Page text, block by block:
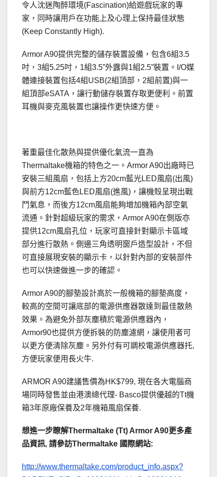
令人沈迷陶醉環境(Fascination)給遊戲玩家的專
家，同時讓用戶在功能上及心理上保持最佳狀態
(Keep Constantly High).
Armor A90提供完整的儲存裝置設備，包含6組3.5
吋，3組5.25吋，1組3.5”外露與1組2.5”裝置。I/O媒
體連接裝置包括4組USB(2組頂部，2組前置)與一
組頂部eSATA，讓行動儲存裝置存取更便利。前置
耳機與麥克風裝置也讓操作更快速方便。
著重最佳化散熱與提供優化氣流一直為
Thermaltake機箱的特色之一。Armor A90出廠時已
安裝三組風扇，包括上方20cm藍光LED風扇(出風)
與前方12cm藍色LED風扇(進風)，讓機殼呈現出戰
鬥氣息，而後方12cm風扇能夠增加機箱內部空氣
流通。針對超級玩家的需求，Armor A90在側版亦
提供12cm風扇孔位，玩家可直接針對顯示卡區域
部分進行散熱。側邊三角透明窗戶造型設計，不但
可直接展現安裝的顯示卡，以針對內部的安裝部件
也可以快速做進一步的確認。
Armor A90的腳墊設計高於一般機箱的腳墊高度，
較高的空間可讓底部的電源供應器散達到最佳散熱
效果。為避免外部灰塵積於電源供應器內，
Armor90也提供方便拆裝的防塵濾網，讓使用者可
以更方便清除灰塵。另外付有可調校電源供應器托,
方便玩家便用長火牛.
ARMOR A90建議售價為HK$799, 現在各大電腦商
場同時發售並由港澳總代理- Basco提供優越的Tt機
箱3年原廠保養及2年機箱風扇保養.
想進一步瞭解Thermaltake (Tt) Armor A90更多產
品資訊, 請參訪Thermaltake 國際網站:
http://www.thermaltake.com/product_info.aspx?